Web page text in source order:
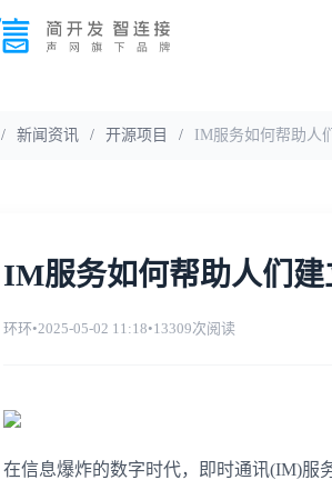
/ 新闻资讯 / 开源项目 / IM服务如何帮助人
IM服务如何帮助人们建
环环•2025-05-02 11:18•13309次阅读
在信息爆炸的数字时代，即时通讯(IM)服